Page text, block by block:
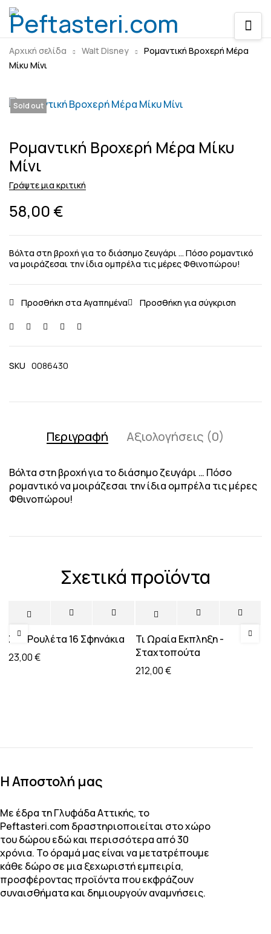
Αρχική σελίδα Walt Disney
Ρομαντική Βροχερή Μέρα
Μίκυ Μίνι
Sold out
Ρομαντική Βροχερή Μέρα Μίκυ
Μίνι
Γράψτε μια κριτική
58,00 €
Βόλτα στη βροχή για το διάσημο ζευγάρι … Πόσο ρομαντικό
να μοιράζεσαι την ίδια ομπρέλα τις μέρες Φθινοπώρου!
SKU 0086430
Περιγραφή Αξιολογήσεις (0)
Βόλτα στη βροχή για το διάσημο ζευγάρι … Πόσο
ρομαντικό να μοιράζεσαι την ίδια ομπρέλα τις μέρες
Φθινοπώρου!
Σχετικά προϊόντα
Σετ Ρουλέτα 16 Σφηνάκια
23,00€
Τι Ωραία Εκπληξη -
Σταχτοπούτα
212,00€
H Αποστολή μας
Με έδρα τη Γλυφάδα Αττικής, το
Peftasteri.com δραστηριοποιείται στο χώρο
του δώρου εδώ και περισσότερα από 30
χρόνια. Το όραμά μας είναι να μετατρέπουμε
κάθε δώρο σε μια ξεχωριστή εμπειρία,
προσφέροντας προϊόντα που εκφράζουν
συναισθήματα και δημιουργούν αναμνήσεις.